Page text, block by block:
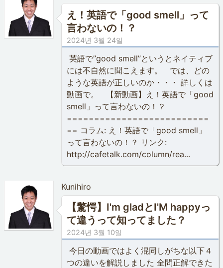
え！英語で「good smell」って
言わないの！？
2024년 3월 24일
英語で”good smell”というとネイティブ
には不自然に聞こえます。 では、どの
ような英語が正しいのか・・・ 詳しくは
動画で。 【新動画】え！英語で「good
smell」って言わないの！？
==========================
== コラム: え！英語で「good smell」
って言わないの！？ リンク:
http://cafetalk.com/column/rea...
Kunihiro
【驚愕】I'm gladとI'M happyっ
て違うって知ってました？
2024년 3월 10일
今日の動画ではよく混同しがちな以下４
つの違いを解説しました 全問正解できた